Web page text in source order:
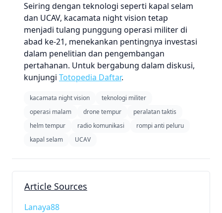
Seiring dengan teknologi seperti kapal selam
dan UCAV, kacamata night vision tetap
menjadi tulang punggung operasi militer di
abad ke-21, menekankan pentingnya investasi
dalam penelitian dan pengembangan
pertahanan. Untuk bergabung dalam diskusi,
kunjungi Totopedia Daftar.
kacamata night vision
teknologi militer
operasi malam
drone tempur
peralatan taktis
helm tempur
radio komunikasi
rompi anti peluru
kapal selam
UCAV
Article Sources
Lanaya88